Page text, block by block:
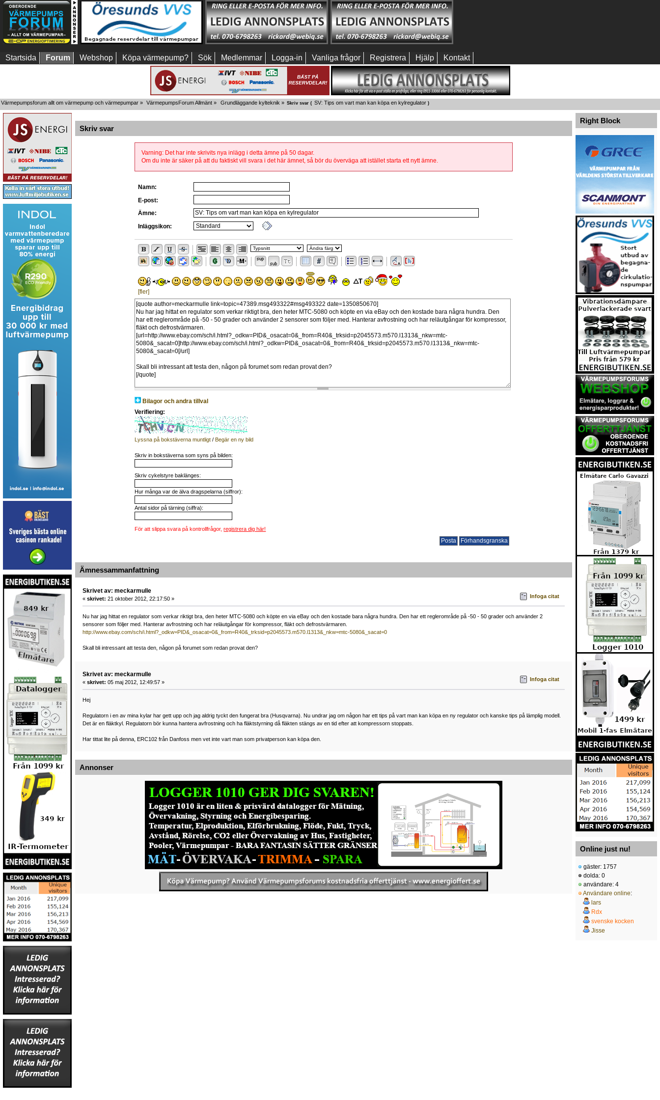
Startsida Forum Webshop Köpa värmepump? Sök Medlemmar Logga-in Vanliga frågor Registrera Hjälp Kontakt
Värmepumpsforum allt om värmepump och värmepumpar » VärmepumpsForum Allmänt » Grundläggande kylteknik » Skriv svar ( SV: Tips om vart man kan köpa en kylregulator)
Skriv svar
Varning: Det har inte skrivits nya inlägg i detta ämne på 50 dagar.
Om du inte är säker på att du faktiskt vill svara i det här ämnet, så bör du överväga att istället starta ett nytt ämne.
Namn:
E-post:
Ämne:
Inläggsikon:
[fler]
Bilagor och andra tillval
Verifiering:
Lyssna på bokstäverna muntligt /Begär en ny bild
Skriv in bokstäverna som syns på bilden:
Skriv cykelstyre baklänges:
Hur många var de älva dragspelarna (siffror):
Antal sidor på tärning (siffra):
För att slippa svara på kontrollfrågor,registrera dig här!
Ämnessammanfattning
Skrivet av: meckarmulle
« skrivet: 21 oktober 2012, 22:17:50 » Infoga citat
Nu har jag hittat en regulator som verkar riktigt bra, den heter MTC-5080 och köpte en via eBay och den kostade bara några hundra. Den har ett reglerområde på -50 - 50 grader och använder 2
sensorer som följer med. Hanterar avfrostning och har reläutgångar för kompressor, fläkt och defrostvärmaren.
http://www.ebay.com/sch/i.html?_odkw=PID&_osacat=0&_from=R40&_trksid=p2045573.m570.l1313&_nkw=mtc-5080&_sacat=0
Skall bli intressant att testa den, någon på forumet som redan provat den?
Skrivet av: meckarmulle
« skrivet: 05 maj 2012, 12:49:57 » Infoga citat
Hej
Regulatorn i en av mina kylar har gett upp och jag aldrig tyckt den fungerat bra (Husqvarna). Nu undrar jag om någon har ett tips på vart man kan köpa en ny regulator och kanske tips på lämplig modell.
Det är en fläktkyl. Regulatorn bör kunna hantera avfrostning och ha fläktstyrning då fläkten stängs av en tid efter att kompressorn stoppats.
Har tittat lite på denna, ERC102 från Danfoss men vet inte vart man som privatperson kan köpa den.
Annonser
Right Block
Online just nu!
gäster: 1757
dolda: 0
användare: 4
Användare online:
lars
Rdx
svenske kocken
Jisse